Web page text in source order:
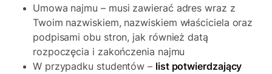
Umowa najmu – musi zawierać adres wraz z
Twoim nazwiskiem, nazwiskiem właściciela oraz
podpisami obu stron, jak również datą
rozpoczęcia i zakończenia najmu
W przypadku studentów – list potwierdzający